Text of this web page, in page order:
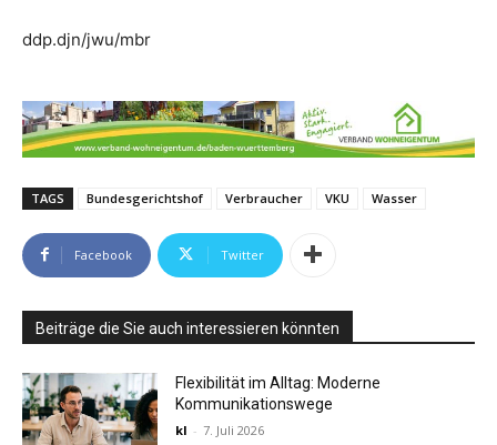
ddp.djn/jwu/mbr
TAGS Bundesgerichtshof Verbraucher VKU Wasser
Facebook Twitter
Beiträge die Sie auch interessieren könnten
Flexibilität im Alltag: Moderne
Kommunikationswege
kl - 7. Juli 2026